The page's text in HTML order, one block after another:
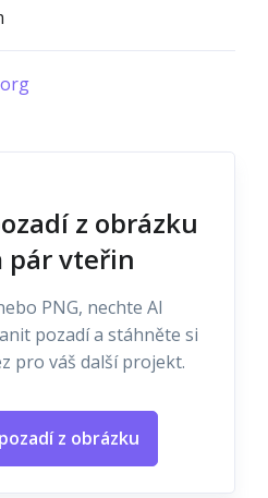
z obrázku
pár vteřin
PNG, nechte AI
pozadí a stáhněte si
pro váš další projekt.
z obrázku